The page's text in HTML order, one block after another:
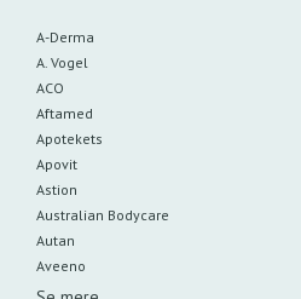
A-Derma
A. Vogel
ACO
Aftamed
Apotekets
Apovit
Astion
Australian Bodycare
Autan
Aveeno